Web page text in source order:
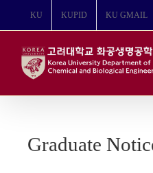
뛰
KU KUPID KU GMAIL
Graduate